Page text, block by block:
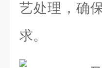
艺处理，确
求。